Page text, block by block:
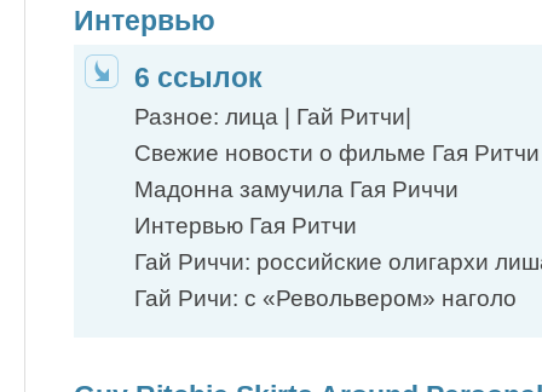
Интервью
6 ссылок
Разное: лица | Гай Ритчи|
Свежие новости о фильме Гая
Мадонна замучила Гая Риччи
Интервью Гая Ритчи
Гай Риччи: российские олигархи
Гай Ричи: с «Револьвером» наголо